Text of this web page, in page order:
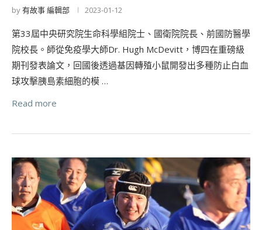
by有故事 編輯部 2023-01-12
第33屆中央研究院生命科學組院士、國衛院院長、前國防醫學
院校長。師從免疫學大師Dr. Hugh McDevitt，博四在重磅級
期刊發表論文，回國後透過基因轉殖小鼠開發出多種防止白血
球攻擊胰島素細胞的模 …
Read more